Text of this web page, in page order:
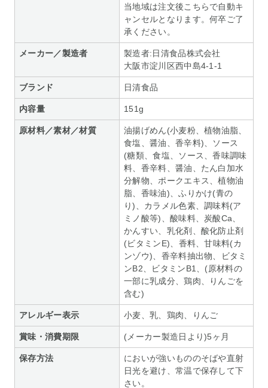
当地域は注文後こちらで自動キ
ャンセルとなります。何卒ご了
承ください。
メーカー／製造者
製造者:日清食品株式会社
大阪市淀川区西中島4-1-1
ブランド 日清食品
内容量 151g
原材料／素材／材質
油揚げめん(小麦粉、植物油脂、
食塩、醤油、香辛料)、ソース
(糖類、食塩、ソース、香味調味
料、香辛料、醤油、たん白加水
分解物、ポークエキス、植物油
脂、香味油)、ふりかけ(青の
り)、カラメル色素、調味料(ア
ミノ酸等)、酸味料、炭酸Ca、
かんすい、乳化剤、酸化防止剤
(ビタミンE)、香料、甘味料(カ
ンゾウ)、香辛料抽出物、ビタミ
ンB2、ビタミンB1、(原材料の
一部に乳成分、鶏肉、りんごを
含む)
アレルギー表示 小麦、乳、鶏肉、りんご
賞味・消費期限 (メーカー製造日より)5ヶ月
保存方法
においが強いもののそばや直射
日光を避け、常温で保存して下
さい。